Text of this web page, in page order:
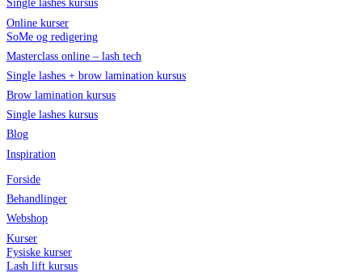
Single lashes kursus
Online kurser
SoMe og redigering
Masterclass online – lash tech
Single lashes + brow lamination kursus
Brow lamination kursus
Single lashes kursus
Blog
Inspiration
Forside
Behandlinger
Webshop
Kurser
Fysiske kurser
Lash lift kursus